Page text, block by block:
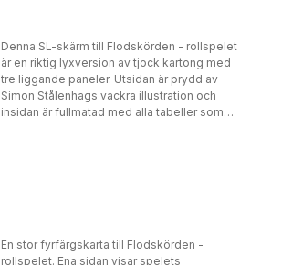
Denna SL-skärm till Flodskörden - rollspelet
är en riktig lyxversion av tjock kartong med
tre liggande paneler. Utsidan är prydd av
Simon Stålenhags vackra illustration och
insidan är fullmatad med alla tabeller som
En stor fyrfärgskarta till Flodskörden -
rollspelet. Ena sidan visar spelets